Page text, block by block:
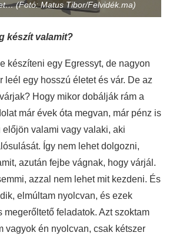
(Fotó: Matus Tibor/Felvidék.ma)
készít valamit?
készíteni egy Egressyt, de nagyon
leél egy hosszú életet és vár. De az
Hogy mikor dobálják rám a
már évek óta megvan, már pénz is
előjön valami vagy valaki, aki
Így nem lehet dolgozni,
azután fejbe vágnak, hogy várjál.
azzal nem lehet mit kezdeni. És
elmúltam nyolcvan, és ezek
megerőltető feladatok. Azt szoktam
vagyok én nyolcvan, csak kétszer